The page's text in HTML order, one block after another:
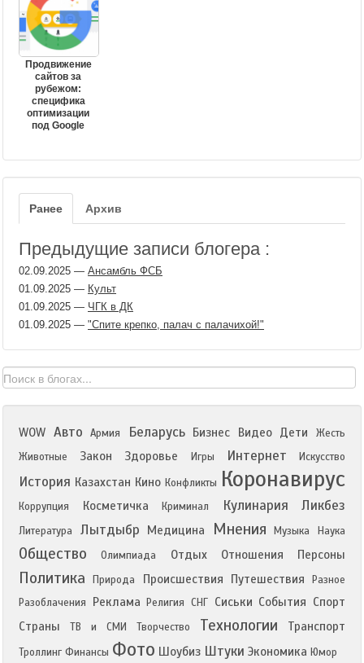
Продвижение
сайтов за
рубежом:
специфика
оптимизации
под Google
Ранее Архив
Предыдущие записи блогера :
02.09.2025 — Ансамбль ФСБ
01.09.2025 — Культ
01.09.2025 — ЧГК в ДК
01.09.2025 — "Спите крепко, палач с палачихой!"
WOW Авто Армия Беларусь Бизнес Видео Дети
Жесть
Животные
Закон Здоровье Игры Интернет Искусство
История Казахстан Кино Конфликты Коронавирус
Коррупция Косметичка Криминал Кулинария Ликбез
Литература Лытдыбр Медицина Мнения Музыка Наука
Общество Олимпиада Отдых Отношения Персоны
Политика Природа Происшествия Путешествия
Разное
Разоблачения
Реклама Религия СНГ Сиськи События Спорт
Страны
ТВ и СМИ Творчество Технологии Транспорт
Троллинг Финансы Фото Шоубиз Штуки Экономика Юмор